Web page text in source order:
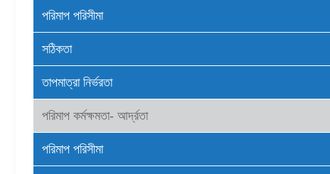
পরিমাপ পরিসীমা
সঠিকতা
তাপমাত্রা নির্ভরতা
পরিমাপ কর্মক্ষমতা- আর্দ্রতা
পরিমাপ পরিসীমা